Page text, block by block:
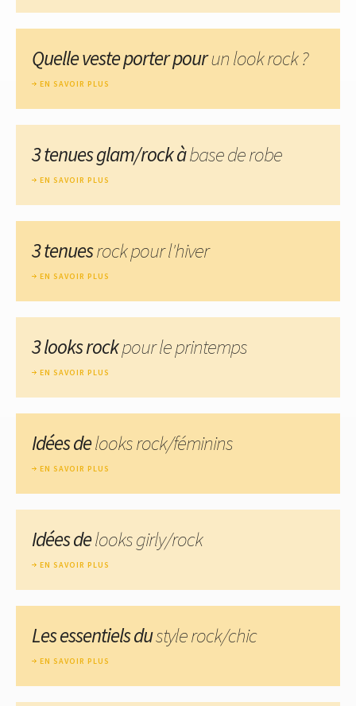
Quelle veste porter pourun look rock ?
EN SAVOIR PLUS
3 tenues glam/rock àbase de robe
EN SAVOIR PLUS
3 tenuesrock pour l'hiver
EN SAVOIR PLUS
3 looks rockpour le printemps
EN SAVOIR PLUS
Idées delooks rock/féminins
EN SAVOIR PLUS
Idées delooks girly/rock
EN SAVOIR PLUS
Les essentiels dustyle rock/chic
EN SAVOIR PLUS